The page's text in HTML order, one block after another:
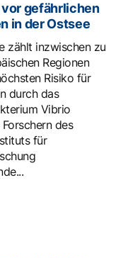
vor gefährlichen
in der Ostsee
zählt inzwischen zu
Regionen
Risiko für
durch das
Vibrio
des
für